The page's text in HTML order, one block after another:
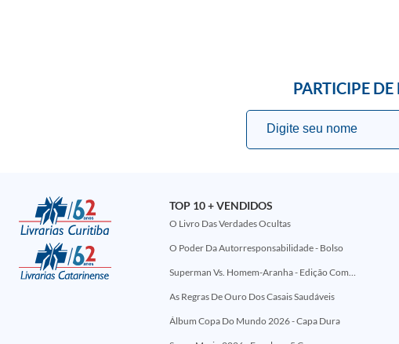
PARTICIPE
TOP 10 + VENDIDOS
O Livro Das Verdades Ocultas
O Poder Da Autorresponsabilidade - Bolso
Superman Vs. Homem-Aranha - Edição Comemorativa 50 Anos (Encontros Clássicos Dc E Marvel)
As Regras De Ouro Dos Casais Saudáveis
Álbum Copa Do Mundo 2026 - Capa Dura